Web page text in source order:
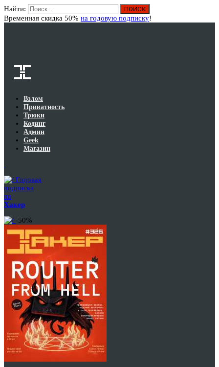
Найти:
Временная скидка 50% на годовую подписку!
Взлом
Приватность
Трюки
Кодинг
Админ
Geek
Магазин
Годовая
подписка
на
Хакер
-50%